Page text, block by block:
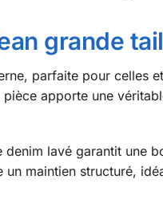
grande
parfaite pour celles
apporte une
lavé garantit une
maintien structuré,